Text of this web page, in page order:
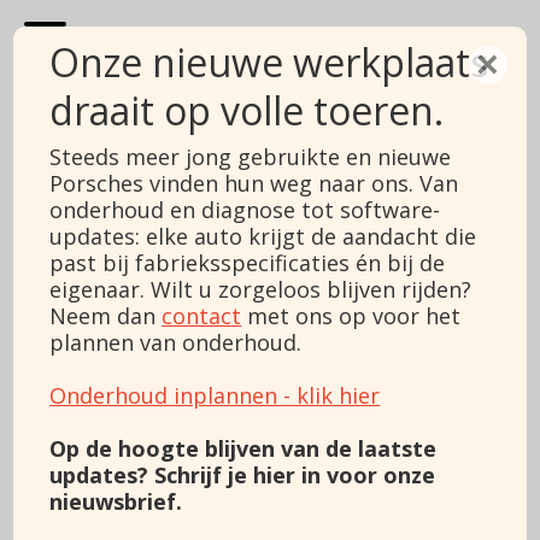
Show filters
20 results Sort
×
Onze nieuwe werkplaats
draait op volle toeren.
Steeds meer jong gebruikte en nieuwe
Porsches vinden hun weg naar ons. Van
onderhoud en diagnose tot software-
updates: elke auto krijgt de aandacht die
past bij fabrieksspecificaties én bij de
eigenaar. Wilt u zorgeloos blijven rijden?
Neem dan contact met ons op voor het
plannen van onderhoud.
Onderhoud inplannen - klik hier
Op de hoogte blijven van de laatste
updates? Schrijf je hier in voor onze
nieuwsbrief.